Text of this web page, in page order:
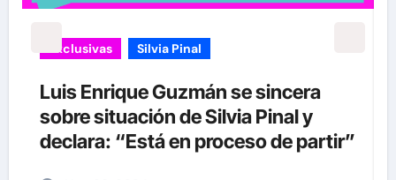
Exclusivas Silvia Pinal
Entre lágrimas, asistente de Silvia
Pinal revela nuevos detalles sobre
su salud